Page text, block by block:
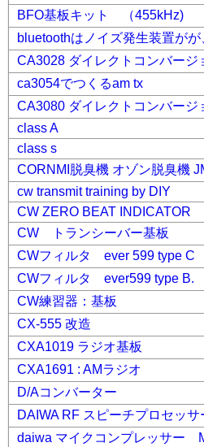
BFO基板キット （455kHz)
bluetoothはノイズ発生装置がが
CA3028 ダイレクトコンバージ
ca3054でつくるam tx
CA3080 ダイレクトコンバージ
class A
class s
CORNMI脱臭機 オゾン脱臭機
cw transmit training by DIY
CW ZERO BEAT INDICATOR
CW トランシーバー基板
CWフィルタ ever 599 type C
CWフィルタ ever599 type B.
CW練習器：基板
CX-555 改造
CXA1019 ラジオ基板
CXA1691 : AMラジオ
D/Aコンバーター
DAIWA RF スピーチプロセッ
daiwa マイクコンプレッサー